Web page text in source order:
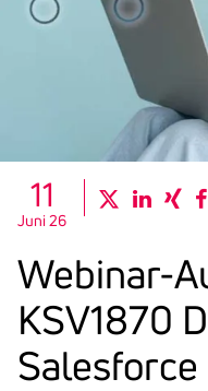
11
Juni 26
Webinar-
KSV1870
Sales­force